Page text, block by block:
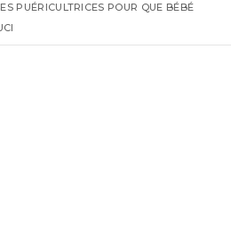
PUÉRICULTRICES POUR QUE BÉBÉ